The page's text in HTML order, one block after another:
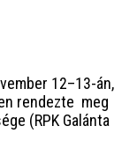
12–13-án,
rendezte meg
(RPK Galánta